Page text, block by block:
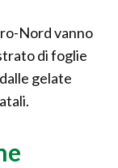
Nord vanno
di foglie
gelate